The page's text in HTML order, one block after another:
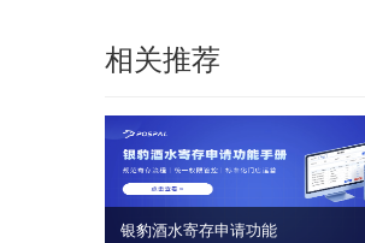
相关推荐
银豹酒水寄存申请功能